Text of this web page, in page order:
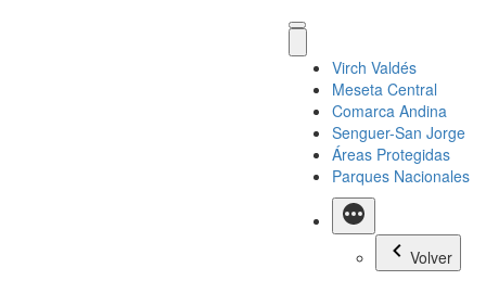
Virch Valdés
Meseta Central
Comarca Andina
Senguer-San Jorge
Áreas Protegidas
Parques Nacionales
Más
Volver